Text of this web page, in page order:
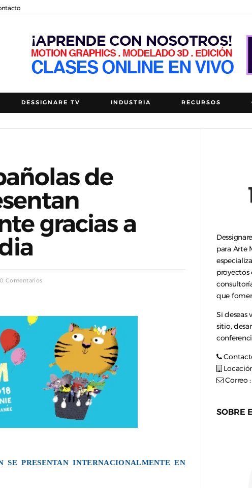
DESSIGNARE TV INDUSTRIA RECURSOS
de
gracias a
0 Comentarios
SE PRESENTAN INTERNACIONALMENTE EN
para Arte
proyectos
que
Si deseas
sitio,
Correo :
SOBRE